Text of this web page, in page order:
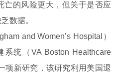
亡的风险更大，但关于是否应
数据。
and Women’s Hospital）
统（VA Boston Healthcare
项新研究，该研究利用美国退